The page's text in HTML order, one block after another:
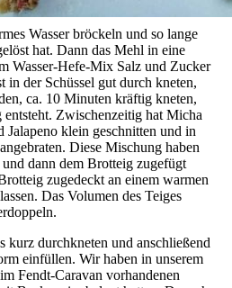
Wasser bröckeln und so lange
hat. Dann das Mehl in eine
Wasser-Hefe-Mix Salz und Zucker
in der Schüssel gut durch kneten,
ca. 10 Minuten kräftig kneten,
entsteht. Zwischenzeitig hat Micha
Jalapeno klein geschnitten und in
Diese Mischung haben
dann dem Brotteig zugefügt
zugedeckt an einem warmen
Das Volumen des Teiges
kurz durchkneten und anschließend
einfüllen. Wir haben in unserem
Fendt-Caravan vorhandenen